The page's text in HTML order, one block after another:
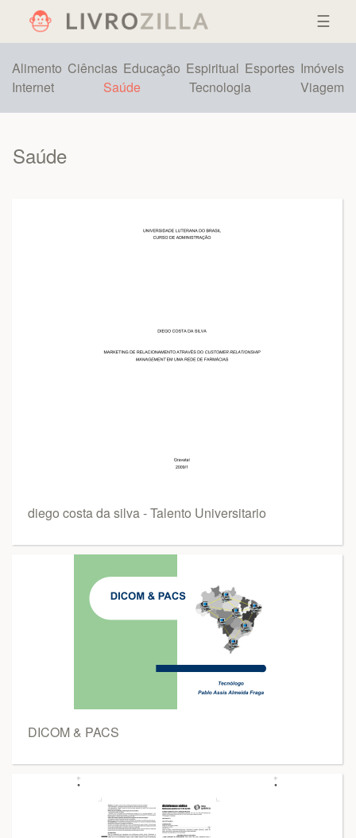
☰
Alimento Ciências Educação Espiritual Esportes Imóveis
Internet
Saúde Tecnologia Viagem
Saúde
diego costa da silva - Talento Universitario
DICOM & PACS